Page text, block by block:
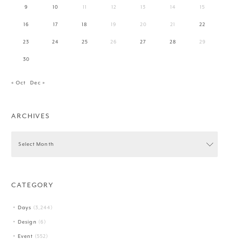
9 10 11 12 13 14 15
16 17 18 19 20 21 22
23 24 25 26 27 28 29
30
« Oct Dec »
ARCHIVES
CATEGORY
Days (3,244)
Design (6)
Event (552)